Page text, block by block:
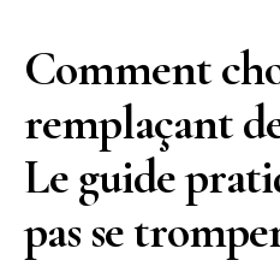
Comment
remplaçant
Le guide
pas se